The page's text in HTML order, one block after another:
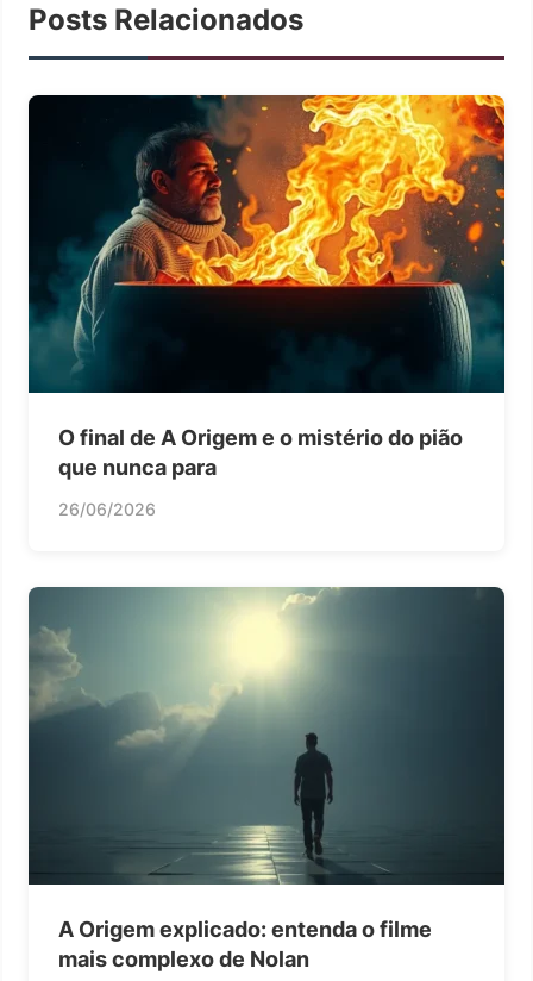
Posts Relacionados
O final de A Origem e o mistério do pião
que nunca para
26/06/2026
A Origem explicado: entenda o filme
mais complexo de Nolan